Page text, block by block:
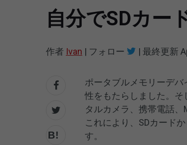
自分でSDカー
作者 Ivan | フォロー | 最終更新
ポータブルメモリーデ
性をもたらしました。
タルカメラ、携帯電話、
これにより、SDカード
す。